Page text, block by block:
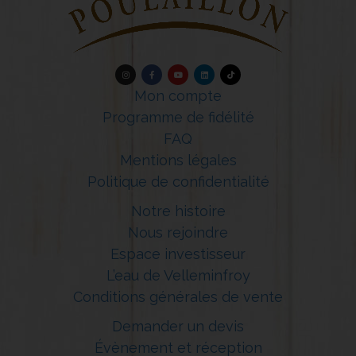
Mon compte
Programme de fidélité
FAQ
Mentions légales
Politique de confidentialité
Notre histoire
Nous rejoindre
Espace investisseur
L’eau de Velleminfroy
Conditions générales de vente
Demander un devis
Évènement et réception